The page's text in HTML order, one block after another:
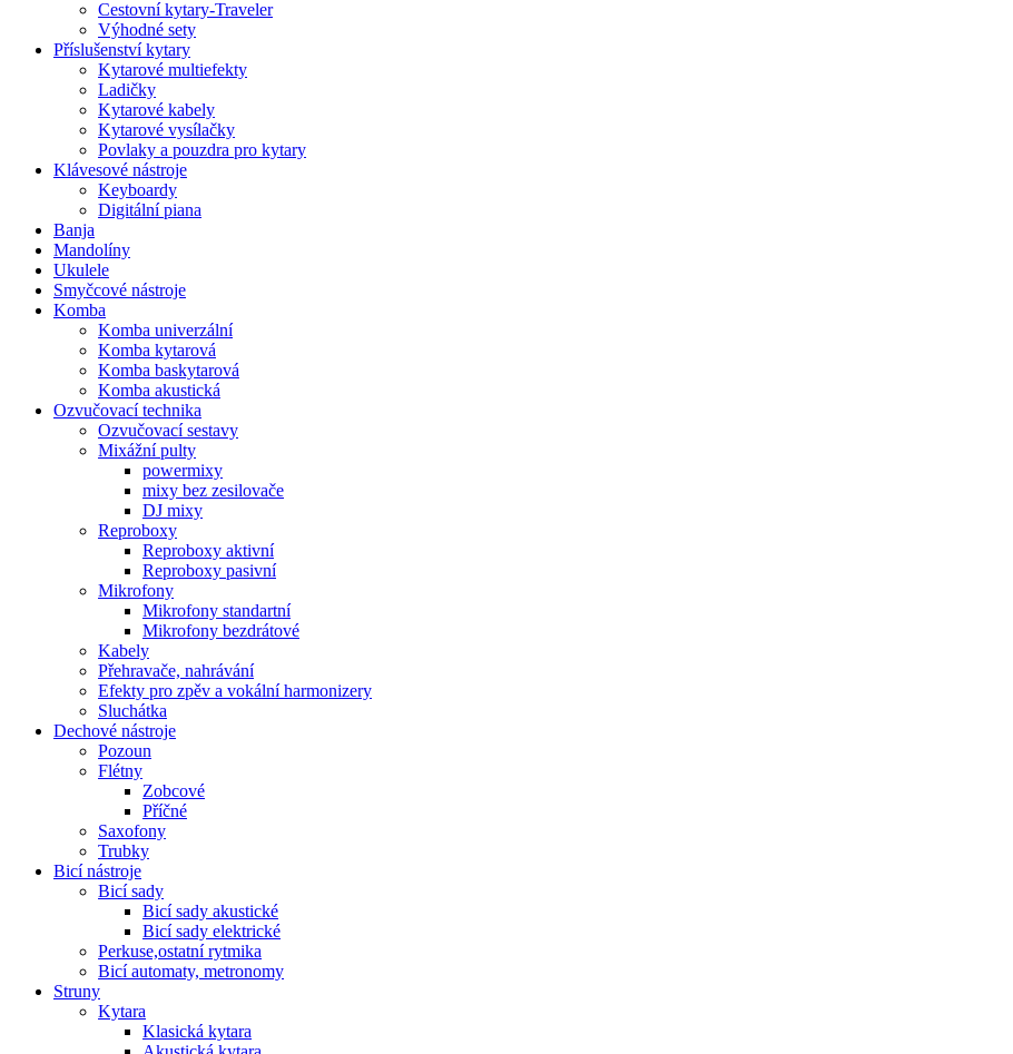
Cestovní kytary-Traveler
Výhodné sety
Příslušenství kytary
Kytarové multiefekty
Ladičky
Kytarové kabely
Kytarové vysílačky
Povlaky a pouzdra pro kytary
Klávesové nástroje
Keyboardy
Digitální piana
Banja
Mandolíny
Ukulele
Smyčcové nástroje
Komba
Komba univerzální
Komba kytarová
Komba baskytarová
Komba akustická
Ozvučovací technika
Ozvučovací sestavy
Mixážní pulty
powermixy
mixy bez zesilovače
DJ mixy
Reproboxy
Reproboxy aktivní
Reproboxy pasivní
Mikrofony
Mikrofony standartní
Mikrofony bezdrátové
Kabely
Přehravače, nahrávání
Efekty pro zpěv a vokální harmonizery
Sluchátka
Dechové nástroje
Pozoun
Flétny
Zobcové
Příčné
Saxofony
Trubky
Bicí nástroje
Bicí sady
Bicí sady akustické
Bicí sady elektrické
Perkuse,ostatní rytmika
Bicí automaty, metronomy
Struny
Kytara
Klasická kytara